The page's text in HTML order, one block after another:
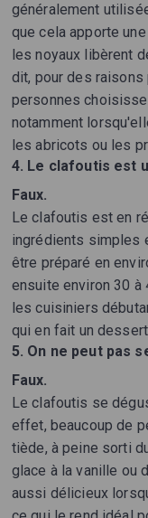
généralement
que cela apporte
les noyaux libèrent
dit, pour des raisons
personnes
notamment
les abricots ou les
4. Le clafoutis est
Faux.
Le clafoutis est en
ingrédients simples
être préparé en
ensuite environ 30 à
les cuisiniers
qui en fait un
5. On ne peut pas
Faux.
Le clafoutis se
effet, beaucoup de
tiède, à peine sorti
glace à la vanille ou
aussi délicieux